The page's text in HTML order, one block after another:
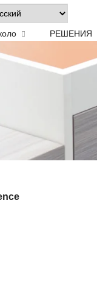
РЕШЕНИЯ